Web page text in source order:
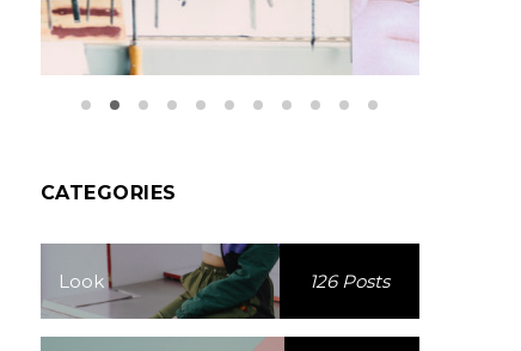
CATEGORIES
Look 126 Posts